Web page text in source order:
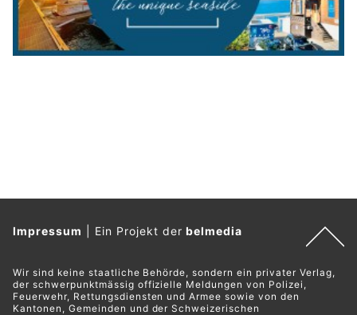
Impressum Ein Projekt derbelmedia
Wir sind keine staatliche Behörde, sondern ein privater Verlag,
der schwerpunktmässig offizielle Meldungen von Polizei,
Feuerwehr, Rettungsdiensten und Armee sowie von den
Kantonen, Gemeinden und der Schweizerischen